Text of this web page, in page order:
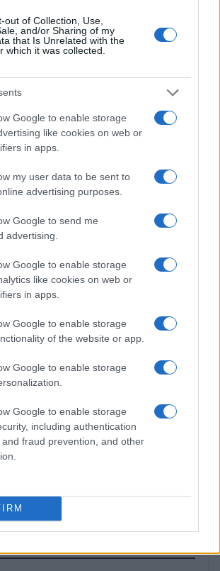
out of Collection, Use,
and/or Sharing of my
that Is Unrelated with the
which it was collected.
Google to enable storage
like cookies on web or
in apps.
my user data to be sent to
advertising purposes.
Google to send me
advertising.
Google to enable storage
like cookies on web or
in apps.
Google to enable storage
of the website or app.
Google to enable storage
Google to enable storage
including authentication
fraud prevention, and other
tech italiano: 652 milioni in venture
2026
eventi, ospiti e attività in Valle